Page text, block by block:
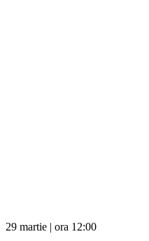
29 martie | ora 12:00